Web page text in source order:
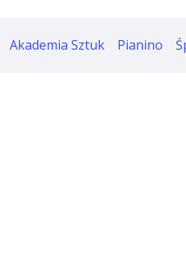
Akademia Sztuk Pianino